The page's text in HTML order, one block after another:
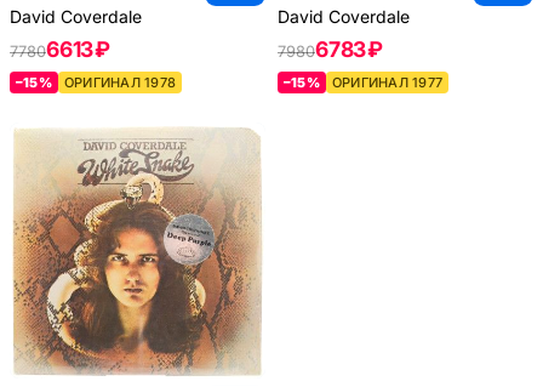
David Coverdale
77806613 ₽
–15% ОРИГИНАЛ 1978
David Coverdale
79806783 ₽
–15% ОРИГИНАЛ 1977